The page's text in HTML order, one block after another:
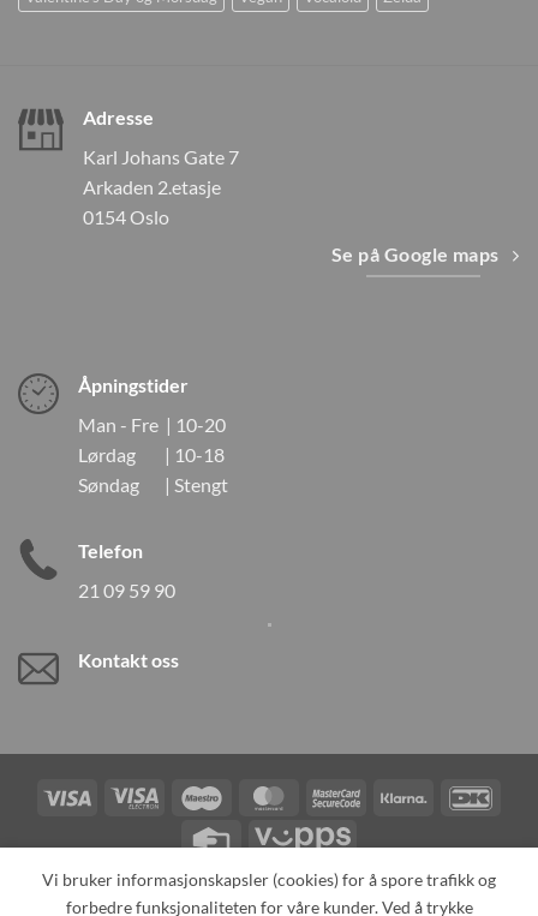
Adresse
Karl Johans Gate 7
Arkaden 2.etasje
0154 Oslo
Se på Google maps
Åpningstider
Man - Fre | 10-20
Lørdag | 10-18
Søndag | Stengt
Telefon
21 09 59 90
Kontakt oss
Visa
Visa
Electron
Maestro MasterCardMasterCardKlarna
Credit
Vipps
Vi bruker informasjonskapsler (cookies) for å spore trafikk og
forbedre funksjonaliteten for våre kunder. Ved å trykke